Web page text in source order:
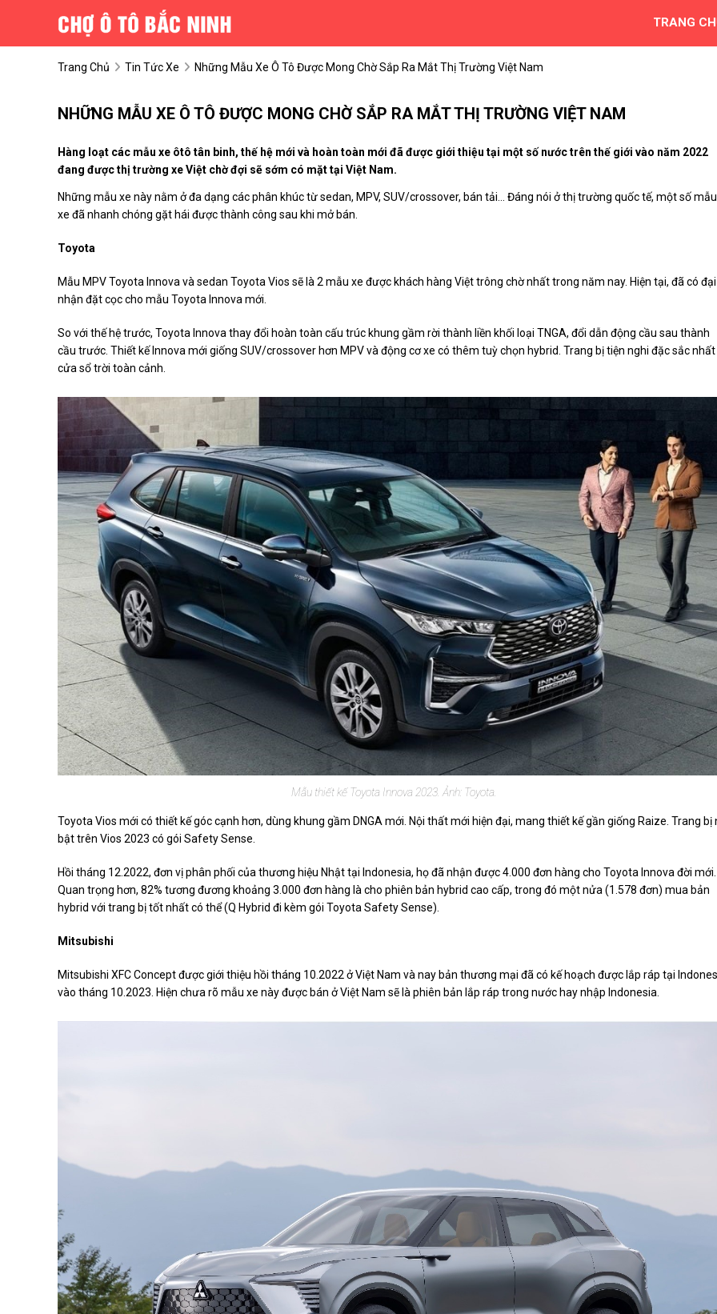
TRANG
Trang Chủ Tin Tức Xe Những Mẫu Xe Ô Tô Được Mong Chờ Sắp Ra Mắt Thị Trường Việt Nam
NHỮNG MẪU XE Ô TÔ ĐƯỢC MONG CHỜ SẮP RA MẮT THỊ TRƯỜNG VIỆT NAM
Hàng loạt các mẫu xe ôtô tân binh, thế hệ mới và hoàn toàn mới đã được giới thiệu tại một số nước trên thế giới vào năm 2022
đang được thị trường xe Việt chờ đợi sẽ sớm có mặt tại Việt Nam.
Những mẫu xe này nằm ở đa dạng các phân khúc từ sedan, MPV, SUV/crossover, bán tải… Đáng nói ở thị trường quốc tế, một số mẫu
xe đã nhanh chóng gặt hái được thành công sau khi mở bán.
Toyota
Mẫu MPV Toyota Innova và sedan Toyota Vios sẽ là 2 mẫu xe được khách hàng Việt trông chờ nhất trong năm nay. Hiện tại, đã có
nhận đặt cọc cho mẫu Toyota Innova mới.
So với thế hệ trước, Toyota Innova thay đổi hoàn toàn cấu trúc khung gầm rời thành liền khối loại TNGA, đổi dẫn động cầu sau thành
cầu trước. Thiết kế Innova mới giống SUV/crossover hơn MPV và động cơ xe có thêm tuỳ chọn hybrid. Trang bị tiện nghi đặc sắc nhất
cửa sổ trời toàn cảnh.
Mẫu thiết kế Toyota Innova 2023. Ảnh: Toyota.
Toyota Vios mới có thiết kế góc cạnh hơn, dùng khung gầm DNGA mới. Nội thất mới hiện đại, mang thiết kế gần giống Raize. Trang bị
bật trên Vios 2023 có gói Safety Sense.
Hồi tháng 12.2022, đơn vị phân phối của thương hiệu Nhật tại Indonesia, họ đã nhận được 4.000 đơn hàng cho Toyota Innova đời mới.
Quan trọng hơn, 82% tương đương khoảng 3.000 đơn hàng là cho phiên bản hybrid cao cấp, trong đó một nửa (1.578 đơn) mua bản
hybrid với trang bị tốt nhất có thể (Q Hybrid đi kèm gói Toyota Safety Sense).
Mitsubishi
Mitsubishi XFC Concept được giới thiệu hồi tháng 10.2022 ở Việt Nam và nay bản thương mại đã có kế hoạch được lắp ráp tại
vào tháng 10.2023. Hiện chưa rõ mẫu xe này được bán ở Việt Nam sẽ là phiên bản lắp ráp trong nước hay nhập Indonesia.